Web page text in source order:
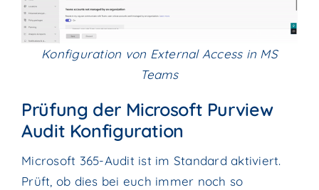
Konfiguration von External Access in MS
Teams
Prüfung der Microsoft Purview
Audit Konfiguration
Microsoft 365-Audit ist im Standard aktiviert.
Prüft, ob dies bei euch immer noch so